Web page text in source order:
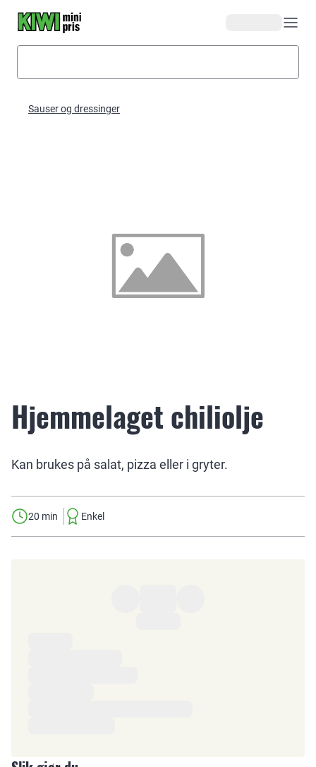
Sauser og dressinger
Hjemmelaget chiliolje
Kan brukes på salat, pizza eller i gryter.
20 min Enkel